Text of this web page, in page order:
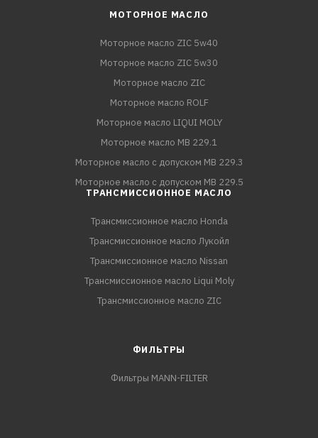
МОТОРНОЕ МАСЛО
Моторное масло ZIC 5w40
Моторное масло ZIC 5w30
Моторное масло ZIC
Моторное масло ROLF
Моторное масло LIQUI MOLY
Моторное масло MB 229.1
Моторное масло с допуском MB 229.3
Моторное масло с допуском MB 229.5
ТРАНСМИССИОННОЕ МАСЛО
Трансмиссионное масло Honda
Трансмиссионное масло Лукойл
Трансмиссионное масло Nissan
Трансмиссионное масло Liqui Moly
Трансмиссионное масло ZIC
ФИЛЬТРЫ
Фильтры MANN-FILTER